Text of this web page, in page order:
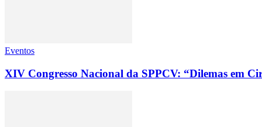
Eventos
XIV Congresso Nacional da SPPCV: “Dilemas em